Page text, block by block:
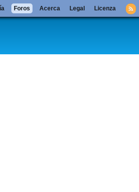
Foros Acerca Legal Licenza